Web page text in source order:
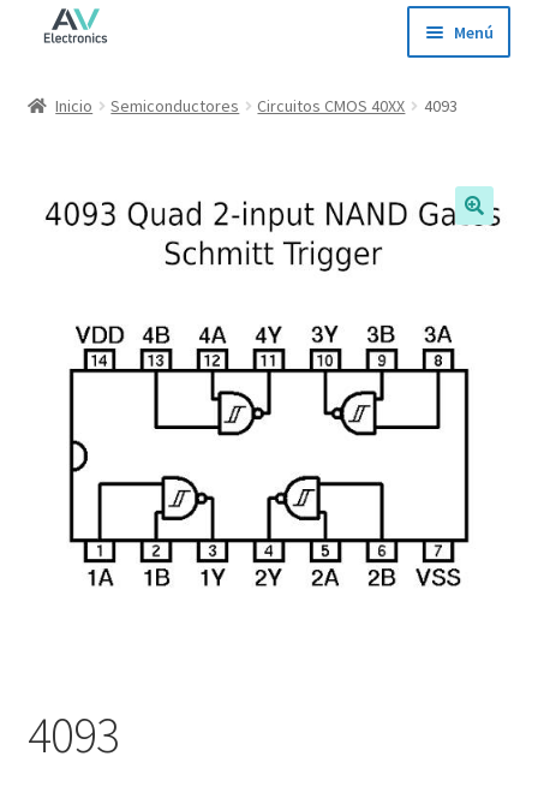
navegación
Menú
Ofertas
Inicio Semiconductores Circuitos CMOS 40XX 4093
4093